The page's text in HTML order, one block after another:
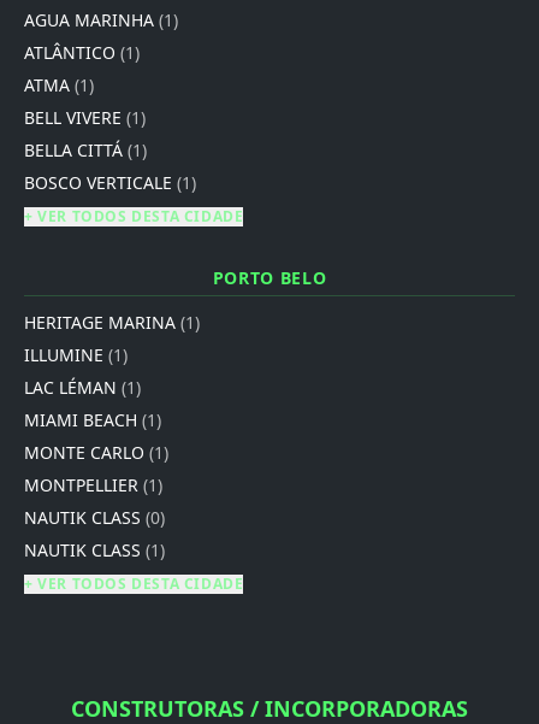
AGUA MARINHA (1)
ATLÂNTICO (1)
ATMA (1)
BELL VIVERE (1)
BELLA CITTÁ (1)
BOSCO VERTICALE (1)
+ VER TODOS DESTA CIDADE
PORTO BELO
HERITAGE MARINA (1)
ILLUMINE (1)
LAC LÉMAN (1)
MIAMI BEACH (1)
MONTE CARLO (1)
MONTPELLIER (1)
NAUTIK CLASS (0)
NAUTIK CLASS (1)
+ VER TODOS DESTA CIDADE
CONSTRUTORAS / INCORPORADORAS